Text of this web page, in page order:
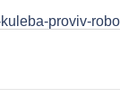
proviv-